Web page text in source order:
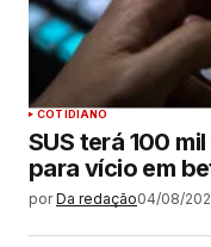
COTIDIANO
SUS terá 100
para vício em
por Da redação04/08/